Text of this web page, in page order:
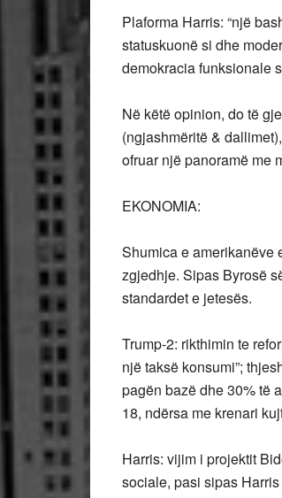
Plaforma Harris: “një
statuskuonë si dhe
demokracia funksionale
Në këtë opinion, do të
(ngjashmëritë &
ofruar një panoramë me
EKONOMIA:
Shumica e amerikanëve
zgjedhje. Sipas Byrosë
standardet e jetesës.
Trump-2: rikthimin te
një taksë konsumi”;
pagën bazë dhe 30% të
18, ndërsa me krenari
Harris: vijim i projektit
sociale, pasi sipas